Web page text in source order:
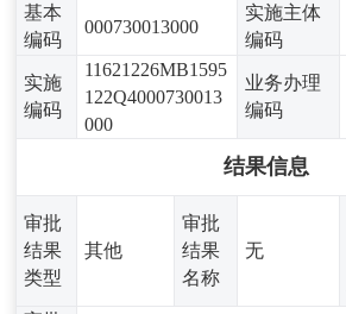
基本
编码
000730013000
实施主体
编码
实施
编码
11621226MB1595
122Q4000730013
000
业务办理
编码
结果信息
审批
结果
类型
其他
审批
结果
名称
无